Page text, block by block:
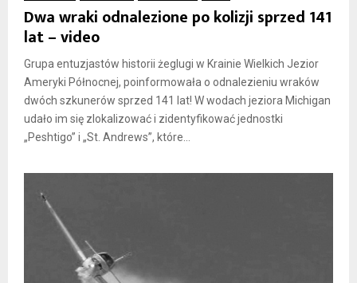
Dwa wraki odnalezione po kolizji sprzed 141
lat – video
Grupa entuzjastów historii żeglugi w Krainie Wielkich Jezior
Ameryki Północnej, poinformowała o odnalezieniu wraków
dwóch szkunerów sprzed 141 lat! W wodach jeziora Michigan
udało im się zlokalizować i zidentyfikować jednostki
„Peshtigo” i „St. Andrews”, które...